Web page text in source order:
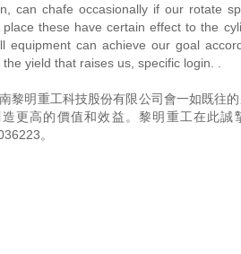
can chafe occasionally if our rotate
place these have certain effect to the
equipment can achieve our goal
yield that raises us, specific login. .
黎明重工科技股份有限公司會一如既往
更高的價值和效益。黎明重工在此
。